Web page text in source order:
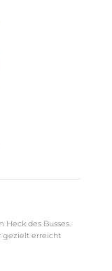
Heck des Busses.
gezielt erreicht